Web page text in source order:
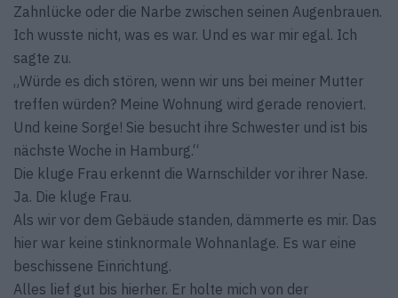
Zahnlücke oder die Narbe zwischen seinen Augenbrauen.
Ich wusste nicht, was es war. Und es war mir egal. Ich
sagte zu.
„Würde es dich stören, wenn wir uns bei meiner Mutter
treffen würden? Meine Wohnung wird gerade renoviert.
Und keine Sorge! Sie besucht ihre Schwester und ist bis
nächste Woche in Hamburg.“
Die kluge Frau erkennt die Warnschilder vor ihrer Nase.
Ja. Die kluge Frau.
Als wir vor dem Gebäude standen, dämmerte es mir. Das
hier war keine stinknormale Wohnanlage. Es war eine
beschissene Einrichtung.
Alles lief gut bis hierher. Er holte mich von der